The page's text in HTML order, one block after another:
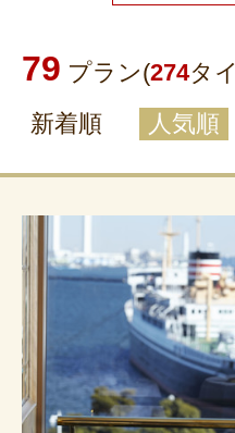
79 プラン(274タ
新着順
人気順